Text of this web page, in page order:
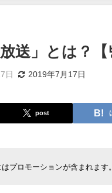
送」とは？
日 2019年7月17日
post
プロモーションが含まれます。